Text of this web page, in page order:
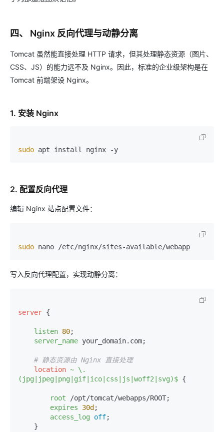
四、 Nginx 反向代理与动静分离
Tomcat 虽然能直接处理 HTTP 请求，但其处理静态资源（图片、
CSS、JS）的能力远不及 Nginx。因此，标准的企业级架构是在
Tomcat 前端架设 Nginx。
1. 安装 Nginx
sudo
2. 配置反向代理
编辑 Nginx 站点配置文件：
sudo
写入反向代理配置，实现动静分离：
server {
listen 80;
server_name your_domain.com;
# 静态资源由 Nginx 直接处理
location ~ \.
(jpg|jpeg|png|gif|ico|css|js|woff2|svg)$ {
root /opt/tomcat/webapps/ROOT;
expires
30d ;
access_log
off;